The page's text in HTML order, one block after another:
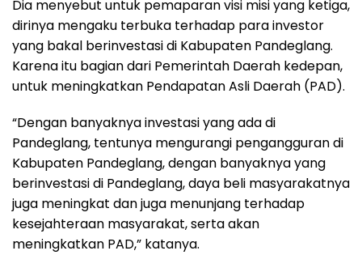
Dia menyebut untuk pemaparan visi misi yang ketiga,
dirinya mengaku terbuka terhadap para investor
yang bakal berinvestasi di Kabupaten Pandeglang.
Karena itu bagian dari Pemerintah Daerah kedepan,
untuk meningkatkan Pendapatan Asli Daerah (PAD).
“Dengan banyaknya investasi yang ada di
Pandeglang, tentunya mengurangi pengangguran di
Kabupaten Pandeglang, dengan banyaknya yang
berinvestasi di Pandeglang, daya beli masyarakatnya
juga meningkat dan juga menunjang terhadap
kesejahteraan masyarakat, serta akan
meningkatkan PAD,” katanya.